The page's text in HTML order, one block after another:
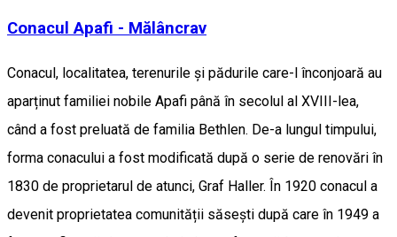
Conacul Apafi - Mălâncrav
Conacul, localitatea, terenurile și pădurile care-l înconjoară au
aparținut familiei nobile Apafi până în secolul al XVIII-lea,
când a fost preluată de familia Bethlen. De-a lungul timpului,
forma conacului a fost modificată după o serie de renovări în
1830 de proprietarul de atunci, Graf Haller. În 1920 conacul a
devenit proprietatea comunității săsești după care în 1949 a